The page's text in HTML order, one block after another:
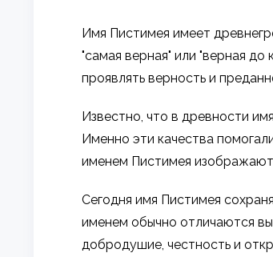
Имя Пистимея имеет
"самая верная" или "верная
проявлять верность и
Известно, что в древности
Именно эти качества
именем Пистимея
Сегодня имя Пистимея
именем обычно отличаются
добродушие, честность и